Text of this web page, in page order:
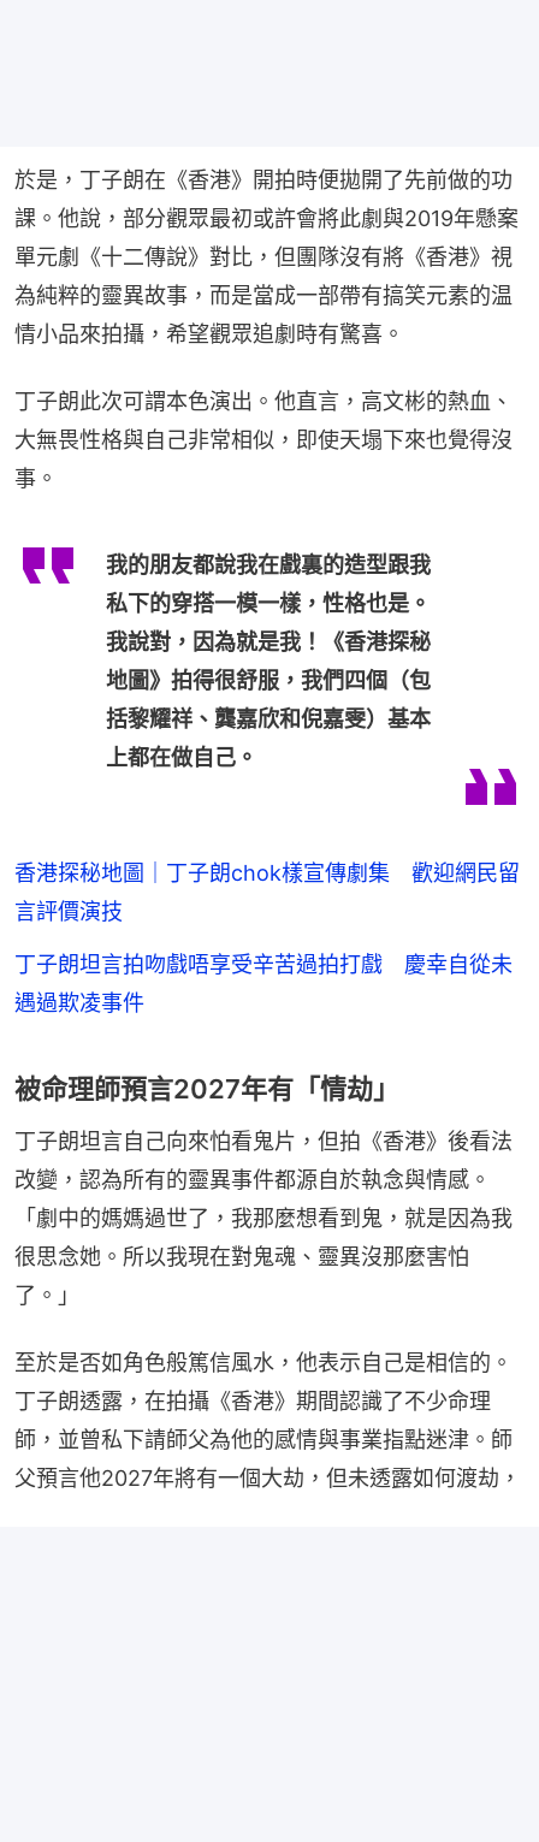
於是，丁子朗在《香港》開拍時便拋開了先前做的功
課。他說，部分觀眾最初或許會將此劇與2019年懸案
單元劇《十二傳說》對比，但團隊沒有將《香港》視
為純粹的靈異故事，而是當成一部帶有搞笑元素的温
情小品來拍攝，希望觀眾追劇時有驚喜。
丁子朗此次可謂本色演出。他直言，高文彬的熱血、
大無畏性格與自己非常相似，即使天塌下來也覺得沒
事。
我的朋友都說我在戲裏的造型跟我
私下的穿搭一模一樣，性格也是。
我說對，因為就是我！《香港探秘
地圖》拍得很舒服，我們四個（包
括黎耀祥、龔嘉欣和倪嘉雯）基本
上都在做自己。
香港探秘地圖｜丁子朗chok樣宣傳劇集 歡迎網民留
言評價演技
丁子朗坦言拍吻戲唔享受辛苦過拍打戲 慶幸自從未
遇過欺凌事件
被命理師預言2027年有「情劫」
丁子朗坦言自己向來怕看鬼片，但拍《香港》後看法
改變，認為所有的靈異事件都源自於執念與情感。
「劇中的媽媽過世了，我那麼想看到鬼，就是因為我
很思念她。所以我現在對鬼魂、靈異沒那麼害怕
了。」
至於是否如角色般篤信風水，他表示自己是相信的。
丁子朗透露，在拍攝《香港》期間認識了不少命理
師，並曾私下請師父為他的感情與事業指點迷津。師
父預言他2027年將有一個大劫，但未透露如何渡劫，